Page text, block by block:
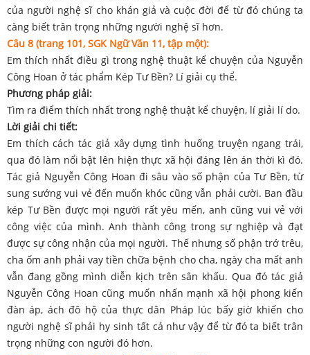
của người nghệ sĩ cho khán giả và cuộc đời để từ đó chúng ta
càng biết trân trọng những người nghệ sĩ hơn.
Câu 8 (trang 101, SGK Ngữ Văn 11, tập một):
Em thích nhất điều gì trong nghệ thuật kể chuyện của Nguyễn
Công Hoan ở tác phẩm Kép Tư Bền? Lí giải cụ thể.
Phương pháp giải:
Tìm ra điểm thích nhất trong nghệ thuật kể chuyện, lí giải lí do.
Lời giải chi tiết:
Em thích cách tác giả xây dựng tình huống truyện ngang trái,
qua đó làm nổi bật lên hiện thực xã hội đáng lên án thời kì đó.
Tác giả Nguyễn Công Hoan đi sâu vào số phận của Tư Bền, từ
sung sướng vui vẻ đến muốn khóc cũng vẫn phải cười. Ban đầu
kép Tư Bền được mọi người rất yêu mến, anh cũng vui vẻ với
công việc của mình. Anh thành công trong sự nghiệp và đạt
được sự công nhận của mọi người. Thế nhưng số phận trớ trêu,
cha ốm anh phải vay tiền chữa bệnh cho cha, ngày cha mất anh
vẫn đang gồng mình diễn kịch trên sân khấu. Qua đó tác giả
Nguyễn Công Hoan cũng muốn nhấn mạnh xã hội phong kiến
đàn áp, ách đô hộ của thực dân Pháp lúc bấy giờ khiến cho
người nghệ sĩ phải hy sinh tất cả như vậy để từ đó ta biết trân
trọng những con người đó hơn.